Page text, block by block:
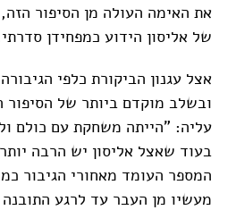
את האימה העולה מן הסיפור הזה,
של אליסון הידוע כמפחידן
אצל עגנון הביקורת כלפי
ובשלב מוקדם ביותר של הסיפור
עליה: "הייתה משחקת עם כולם
בעוד שאצל אליסון יש הרבה
המספר העומד מאחורי הגיבור
מעשיו מן העבר עד לרגע